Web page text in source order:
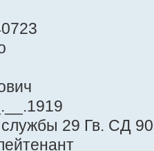
29 Гв. СД